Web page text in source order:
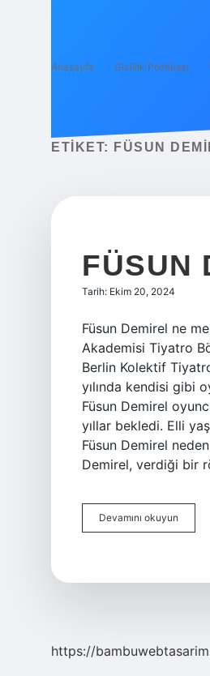
Anasayfa Gizlilik Politikası
ETIKET: FÜSUN
FÜSUN
Tarih: Ekim 20, 2024
Füsun Demirel ne
Akademisi Tiyatro
Berlin Kolektif
yılında kendisi gibi
Füsun Demirel
yıllar bekledi. Elli
Füsun Demirel
Demirel, verdiği bir
Devamını okuyun
Demirel
https://